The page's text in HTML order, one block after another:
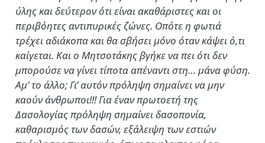
ύλης και δεύτερον ότι είναι ακαθάριστες και οι
περιβόητες αντιπυρικές ζώνες. Οπότε η φωτιά
τρέχει αδιάκοπα και θα σβήσει μόνο όταν κάψει ό,τι
καίγεται. Και ο Μητσοτάκης βγήκε να πει ότι δεν
μπορούσε να γίνει τίποτα απέναντι στη… μάνα φύση.
Αμ’ το άλλο; Γι’ αυτόν πρόληψη σημαίνει να μην
καούν άνθρωποι!!! Για έναν πρωτοετή της
Δασολογίας πρόληψη σημαίνει δασοπονία,
καθαρισμός των δασών, εξάλειψη των εστιών